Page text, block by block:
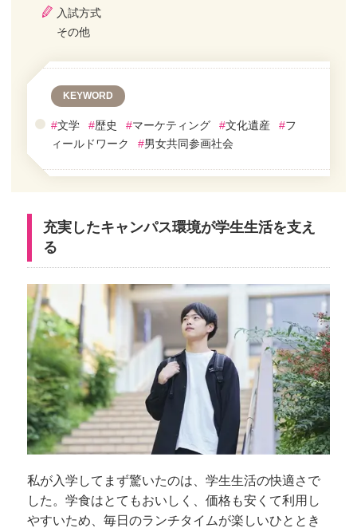
入試方式
その他
KEYWORD
#文学 #歴史 #マーケティング #文化遺産 #フ
ィールドワーク
#男女共同参画社会
充実したキャンパス環境が学生生活を支え
る
私が入学してまず驚いたのは、学生生活の快適さで
した。学食はとてもおいしく、価格も安くて利用し
やすいため、毎日のランチタイムが楽しいひととき